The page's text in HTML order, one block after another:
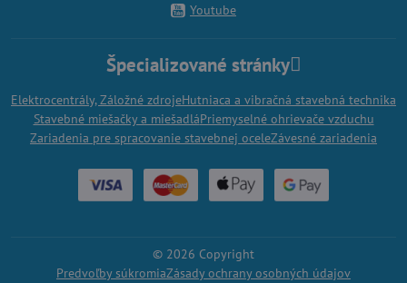
Youtube
Špecializované stránky
Elektrocentrály, Záložné zdrojeHutniaca a vibračná stavebná technika
Stavebné miešačky a miešadláPriemyselné ohrievače vzduchu
Zariadenia pre spracovanie stavebnej oceleZávesné zariadenia
© 2026 Copyright
Predvoľby súkromiaZásady ochrany osobných údajov